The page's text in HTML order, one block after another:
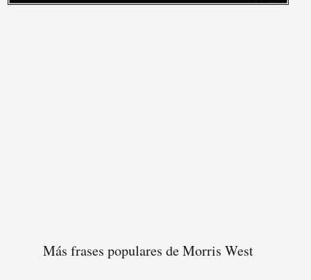
Más frases populares de Morris West